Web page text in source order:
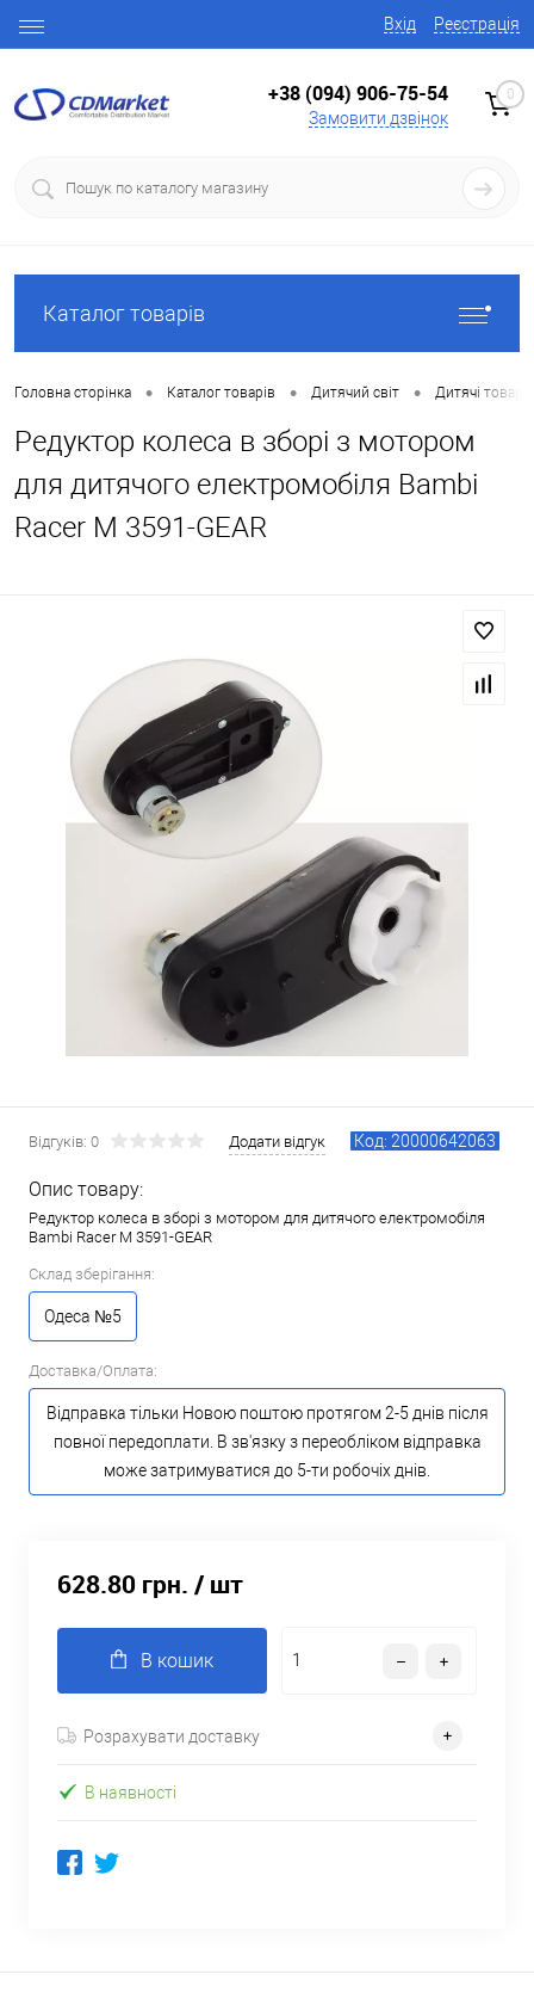
Вхід Реєстрація
+38 (094) 906-75-54
Замовити дзвінок
0
Каталог товарів
Головна сторінка • Каталог товарів • Дитячий світ • Дитячі
Редуктор колеса в зборі з мотором
для дитячого електромобіля Bambi
Racer M 3591-GEAR
Відгуків: 0 Додати відгук Код: 20000642063
Опис товару:
Редуктор колеса в зборі з мотором для дитячого електромобіля
Bambi Racer M 3591-GEAR
Склад зберігання:
Одеса №5
Доставка/Оплата:
Відправка тільки Новою поштою протягом 2-5 днів після
повної передоплати. В зв'язку з переобліком відправка
може затримуватися до 5-ти робочіх днів.
628.80 грн. / шт
В кошик
Розрахувати доставку
В наявності